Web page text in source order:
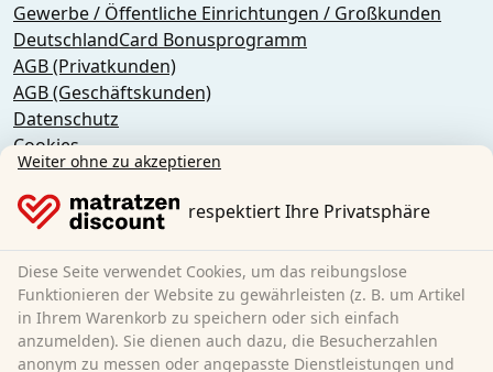
Gewerbe / Öffentliche Einrichtungen / Großkunden
DeutschlandCard Bonusprogramm
AGB (Privatkunden)
AGB (Geschäftskunden)
Datenschutz
Cookies
Widerrufsbelehrung
Impressum
Vertrag widerrufen
Sleezzz GmbH
Grebbener Str. 7
52525 Heinsberg
Deutschland
Weiter ohne zu akzeptieren
respektiert Ihre Privatsphäre
Diese Seite verwendet Cookies, um das reibungslose
Funktionieren der Website zu gewährleisten (z. B. um Artikel
in Ihrem Warenkorb zu speichern oder sich einfach
anzumelden). Sie dienen auch dazu, die Besucherzahlen
anonym zu messen oder angepasste Dienstleistungen und